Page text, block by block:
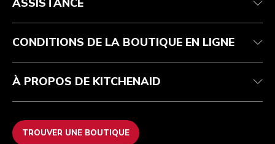
Suivez votre commande
Garantie et documents
Recupel
Retours et remboursements
Imprint
ODR
ASSISTANCE
CONDITIONS DE LA BOUTIQUE EN LIGNE
À PROPOS DE KITCHENAID
TROUVER UNE BOUTIQUE